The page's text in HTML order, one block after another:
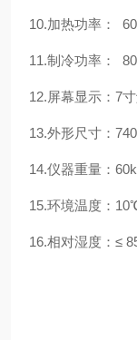
10.加热功率：
11.制冷功率：
12.屏幕显示：7
13.外形尺寸：
14.仪器重量：
15.环境温度：
16.相对湿度：≤